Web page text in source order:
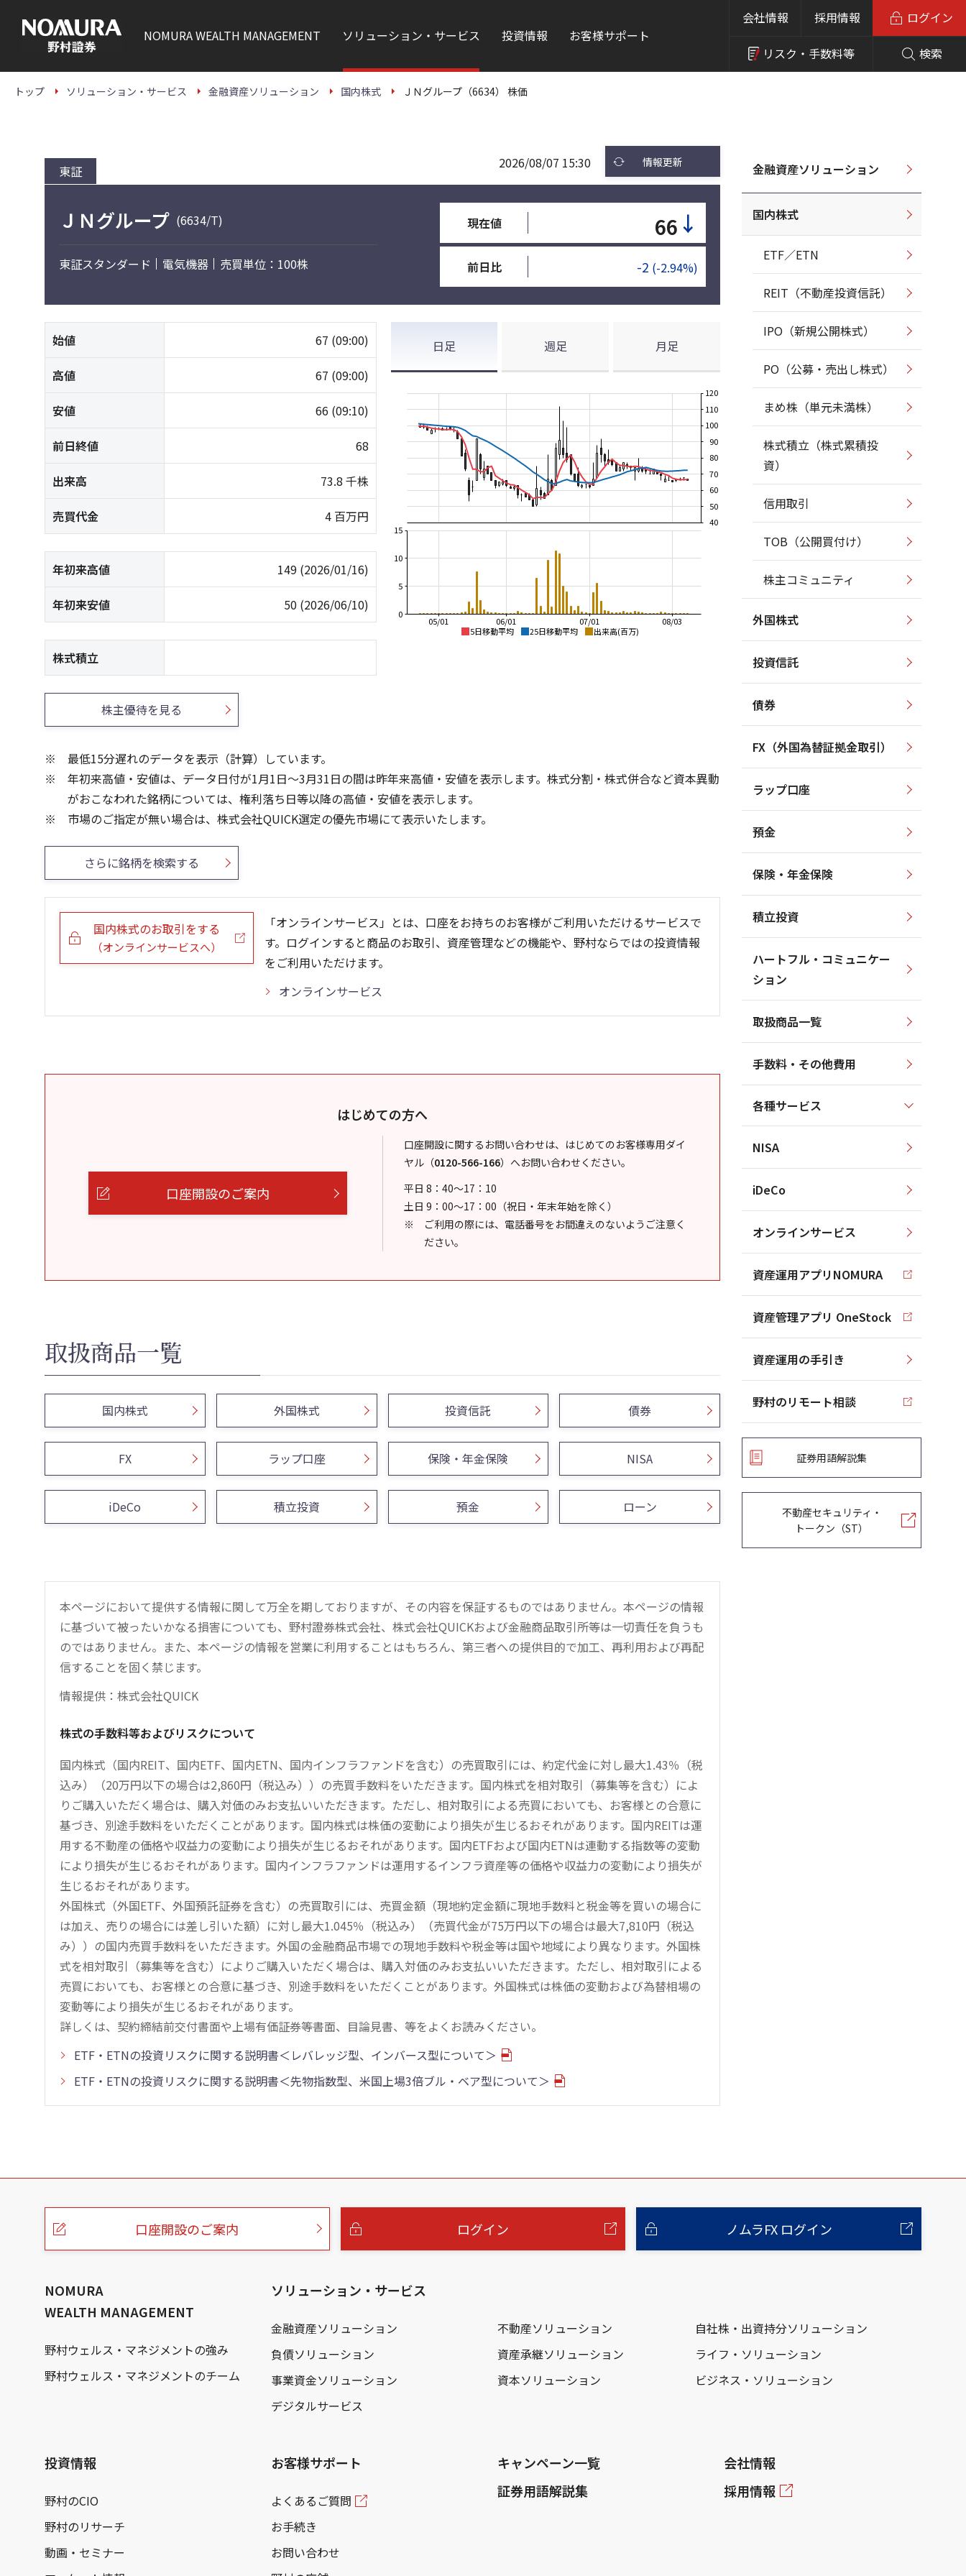
本
NOMURAWEALTH MANAGEMENT ソリューション・サービス 投資情報 お客様サポート
会社情報 採用情報
リスク・ 手数料等 検索
ログイン
トップ ソリューション・サービス 金融資産ソリューション 国内株式 ＪＮグループ（6634） 株価
東証 2026/08/07 15:30 情報更新
ＪＮグループ (6634/T)
東証スタンダード 電気機器 売買単位：100株
現在値 66 ↓
前日比 -2 (-2.94%)
始値 67 (09:00)
高値 67 (09:00)
安値 66 (09:10)
前日終値 68
出来高 73.8 千株
売買代金 4 百万円
年初来高値 149 (2026/01/16)
年初来安値 50 (2026/06/10)
株式積立
日足 週足 月足
5日移動平均 25日移動平均 出来高(百万)
08/03
07/01
06/01
05/01
40
50
60
70
80
90
100
110
120
0
5
10
15
13週移動平均 26週移動平均 出来高(百万)
6
8
5ヶ月移動平均 25ヶ月移動平均 出来高(百万)
6
8
株主優待を見る
最低15分遅れのデータを表示（計算）しています。
年初来高値・安値は、データ日付が1月1日～3月31日の間は昨年来高値・安値を表示します。株式分割・株式併合など資本異動
がおこなわれた銘柄については、権利落ち日等以降の高値・安値を表示します。
市場のご指定が無い場合は、株式会社QUICK選定の優先市場にて表示いたします。
さらに銘柄を検索する
国内株式のお取引をする
（オンラインサービスへ）
「オンラインサービス」とは、口座をお持ちのお客様がご利用いただけるサービスで
す。ログインすると商品のお取引、資産管理などの機能や、野村ならではの投資情報
をご利用いただけます。
オンラインサービス
はじめての方へ
口座開設のご案内
口座開設に関するお問い合わせは、はじめてのお客様専用ダイ
ヤル （0120-566-166） へお問い合わせください。
平日 8：40～17：10
土日 9：00～17：00（祝日・年末年始を除く）
ご利用の際には、電話番号をお間違えのないようご注意く
ださい。
取扱商品一覧
国内株式 外国株式 投資信託 債券
FX ラップ口座 保険・年金保険 NISA
iDeCo 積立投資 預金 ローン
本ページにおいて提供する情報に関して万全を期しておりますが、その内容を保証するものではありません。本ページの情報
に基づいて被ったいかなる損害についても、野村證券株式会社、株式会社QUICKおよび金融商品取引所等は一切責任を負うも
のではありません。また、本ページの情報を営業に利用することはもちろん、第三者への提供目的で加工、再利用および再配
信することを固く禁じます。
情報提供：株式会社QUICK
株式の手数料等およびリスクについて
国内株式（国内REIT、国内ETF、国内ETN、国内インフラファンドを含む）の売買取引には、約定代金に対し最大1.43％（税
込み）（20万円以下の場合は2,860円（税込み））の売買手数料をいただきます。国内株式を相対取引（募集等を含む）によ
りご購入いただく場合は、購入対価のみお支払いいただきます。ただし、相対取引による売買においても、お客様との合意に
基づき、別途手数料をいただくことがあります。国内株式は株価の変動により損失が生じるおそれがあります。国内REITは運
用する不動産の価格や収益力の変動により損失が生じるおそれがあります。国内ETFおよび国内ETNは連動する指数等の変動
により損失が生じるおそれがあります。国内インフラファンドは運用するインフラ資産等の価格や収益力の変動により損失が
生じるおそれがあります。
外国株式（外国ETF、外国預託証券を含む）の売買取引には、売買金額（現地約定金額に現地手数料と税金等を買いの場合に
は加え、売りの場合には差し引いた額）に対し最大1.045％（税込み）（売買代金が75万円以下の場合は最大7,810円（税込
み））の国内売買手数料をいただきます。外国の金融商品市場での現地手数料や税金等は国や地域により異なります。外国株
式を相対取引（募集等を含む）によりご購入いただく場合は、購入対価のみお支払いいただきます。ただし、相対取引による
売買においても、お客様との合意に基づき、別途手数料をいただくことがあります。外国株式は株価の変動および為替相場の
変動等により損失が生じるおそれがあります。
詳しくは、契約締結前交付書面や上場有価証券等書面、目論見書、等をよくお読みください。
ETF・ETNの投資リスクに関する説明書＜レバレッジ型、インバース型について＞
ETF・ETNの投資リスクに関する説明書＜先物指数型、米国上場3倍ブル・ベア型について＞
金融資産ソリューション
国内株式
ETF／ETN
REIT（不動産投資信託）
IPO（新規公開株式）
PO（公募・売出し株式）
まめ株（単元未満株）
株式積立（株式累積投
資）
信用取引
TOB（公開買付け）
株主コミュニティ
外国株式
投資信託
債券
FX（外国為替証拠金取引）
ラップ口座
預金
保険・年金保険
積立投資
ハートフル・コミュニケー
ション
取扱商品一覧
手数料・その他費用
各種サービス
NISA
iDeCo
オンラインサービス
資産運用アプリNOMURA
資産管理アプリ OneStock
資産運用の手引き
野村のリモート相談
証券用語解説集
不動産セキュリティ・
トークン（ST）
こ
口座開設のご案内 ログイン ノムラFX ログイン
NOMURA
WEALTH MANAGEMENT
野村ウェルス・マネジメントの強み
野村ウェルス・マネジメントのチーム
ソリューション・サービス
金融資産ソリューション 不動産ソリューション
自社株・出資持分ソリューション
負債ソリューション
資産承継ソリューション
ライフ・ソリューション
事業資金ソリューション
資本ソリューション
ビジネス・ソリューション
デジタルサービス
投資情報
野村のCIO
野村のリサーチ
動画・セミナー
お客様サポート
よくあるご質問
お手続き
お問い合わせ
キャンペーン一覧
証券用語解説集
会社情報
採用情報